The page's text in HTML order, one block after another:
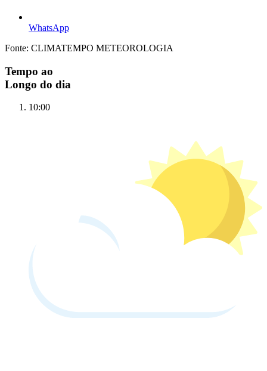
WhatsApp
Fonte: CLIMATEMPO METEOROLOGIA
Tempo ao
Longo do dia
10:00